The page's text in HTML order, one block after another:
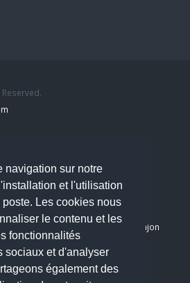
navigation sur notre
et l'utilisation
Les cookies nous
le contenu et les
fonctionnalités
sociaux et d'analyser
également des
Chirurgien maxillo-faciale à Arpajon